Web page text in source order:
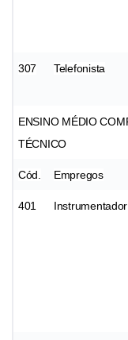
307 Telefonista
ENSINO MÉDIO
TÉCNICO
Cód. Empregos
401 Instrumentador